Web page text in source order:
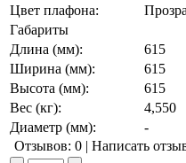
Цвет плафона:
Габариты
Длина (мм):
615
Ширина (мм):
615
Высота (мм):
615
Вес (кг):
4,550
Диаметр (мм):
-
Отзывов: 0 | Написать